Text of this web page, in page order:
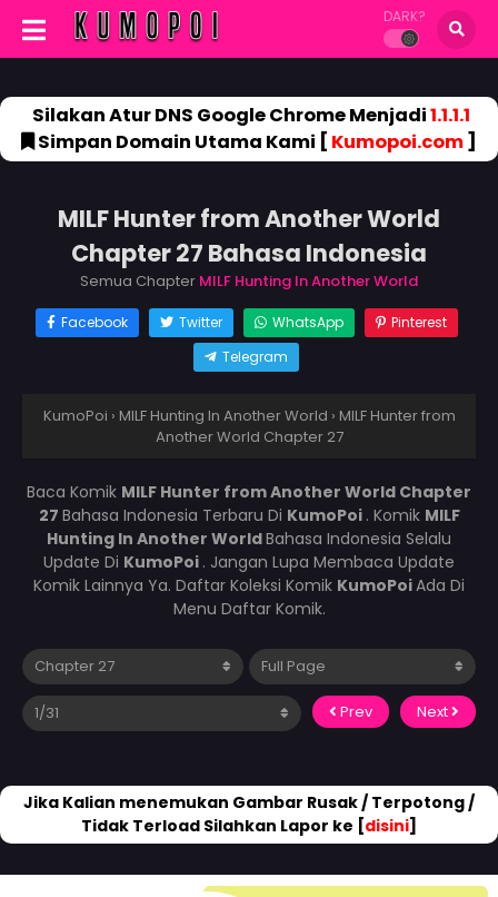
DARK?
Silakan Atur DNS Google Chrome Menjadi1.1.1.1
Simpan Domain Utama Kami [ Kumopoi.com]
MILF Hunter from Another World
Chapter 27 Bahasa Indonesia
Semua Chapter MILF Hunting In Another World
Facebook Twitter WhatsApp
Pinterest
Telegram
KumoPoi › MILF Hunting In Another World › MILF Hunter from
Another World Chapter 27
Baca Komik MILF Hunter from Another World Chapter
27 Bahasa Indonesia Terbaru Di KumoPoi . Komik MILF
Hunting In Another WorldBahasa Indonesia Selalu
Update Di KumoPoi . Jangan Lupa Membaca Update
Komik Lainnya Ya. Daftar Koleksi Komik KumoPoiAda Di
Menu Daftar Komik.
Prev Next
Jika Kalian menemukan Gambar Rusak / Terpotong /
Tidak Terload Silahkan Lapor ke [disini]